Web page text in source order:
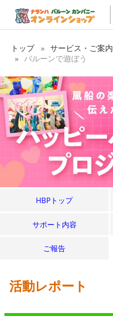
トップ サービス・ご案内
バルーンで遊ぼう
HBPトップ
サポート内容
ご報告
活動レポート